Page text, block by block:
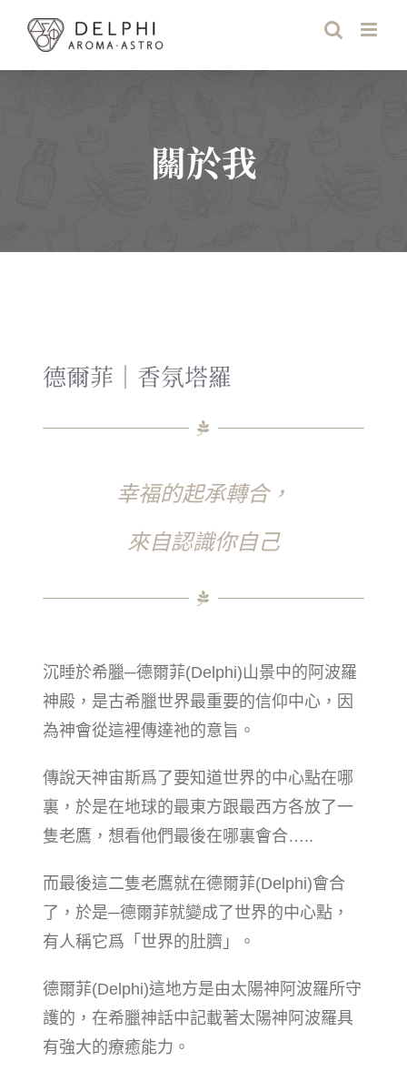
content
關於我
德爾菲│香氛塔羅
幸福的起承轉合，
來自認識你自己
沉睡於希臘─德爾菲(Delphi)山景中的阿波羅
神殿，是古希臘世界最重要的信仰中心，因
為神會從這裡傳達祂的意旨。
傳說天神宙斯爲了要知道世界的中心點在哪
裏，於是在地球的最東方跟最西方各放了一
隻老鷹，想看他們最後在哪裏會合…..
而最後這二隻老鷹就在德爾菲(Delphi)會合
了，於是─德爾菲就變成了世界的中心點，
有人稱它爲「世界的肚臍」。
德爾菲(Delphi)這地方是由太陽神阿波羅所守
護的，在希臘神話中記載著太陽神阿波羅具
有強大的療癒能力。